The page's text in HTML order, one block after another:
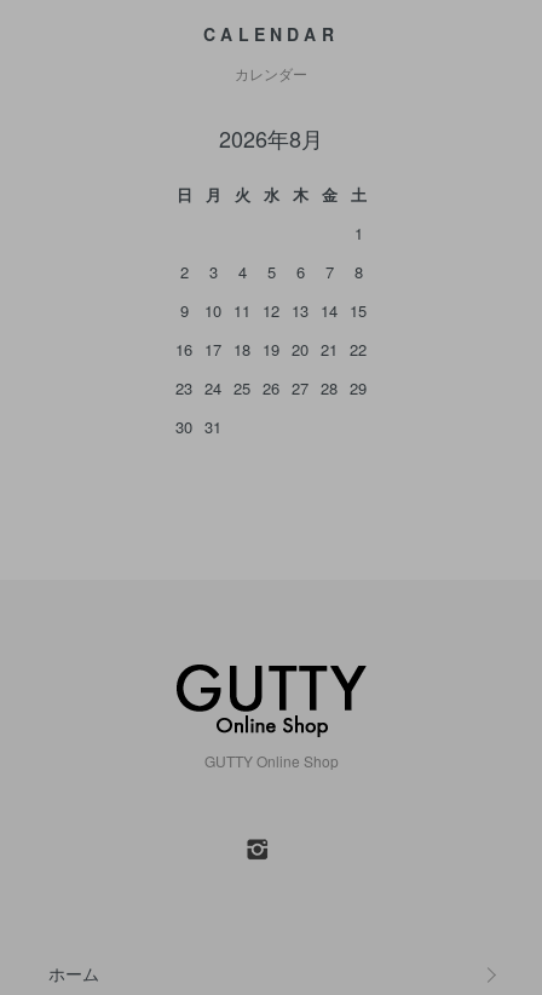
CALENDAR
カレンダー
2026年8月
日 月 火 水 木 金
土
1
2
3 4 5 6 7
8
9
10 11 12 13 14 15
16 17 18 19 20 21
22
23 24 25 26 27 28 29
30 31
GUTTY Online Shop
ホーム